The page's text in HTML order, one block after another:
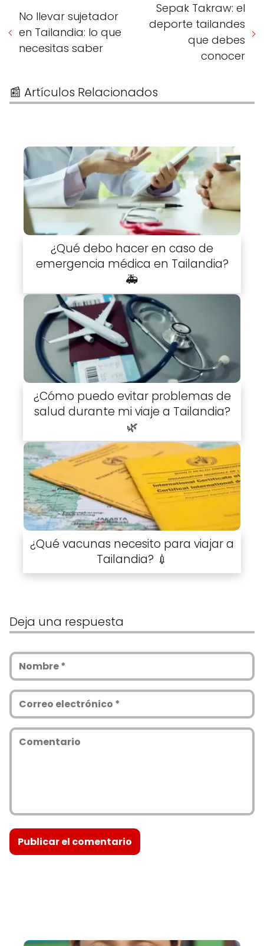
No llevar sujetador
en Tailandia: lo que
necesitas saber
Sepak Takraw: el
deporte tailandes
que debes
conocer
📰 Artículos Relacionados
¿Qué debo hacer en caso de
emergencia médica en Tailandia?
🚑
¿Cómo puedo evitar problemas de
salud durante mi viaje a Tailandia?
🌿
¿Qué vacunas necesito para viajar a
Tailandia? 💉
Deja una respuesta